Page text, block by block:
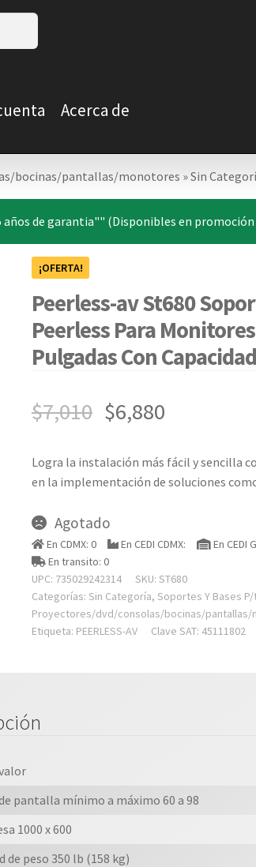
Acerca de
bocinas/pantallas/monotores »Sin
de garantia"" (Disponibles en promoción
¡OFERTA!
Peerless-av St680
Peerless Para
Pulgadas Con
$7,010 $6,880
Logra la instalación más fácil y sencilla
en la implementación de soluciones
Agotado
En CDMX: 0 En CEDI CDMX: En CEDI
En transito: 0
UPC: 735029242314
SKU: ST680
Categorías: Sin Categoría, Soportes Y Bases
Proyectores/dvd/consolas/bocinas/pantallas/
Etiqueta: PEERLESS-AV Clave SAT: 45111802
pantalla mínimo a máximo 60 a 98
1000 x 600
de peso 350 lb (158 kg)